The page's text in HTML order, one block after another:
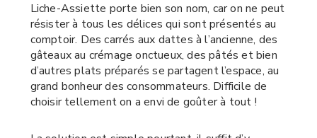
Liche-Assiette porte bien son nom, car on ne peut
résister à tous les délices qui sont présentés au
comptoir. Des carrés aux dattes à l’ancienne, des
gâteaux au crémage onctueux, des pâtés et bien
d’autres plats préparés se partagent l’espace, au
grand bonheur des consommateurs. Difficile de
choisir tellement on a envi de goûter à tout !